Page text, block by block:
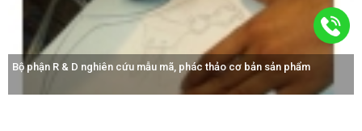
Công nhân tay nghề cao được đào tạo chuyên nghiệp, bài